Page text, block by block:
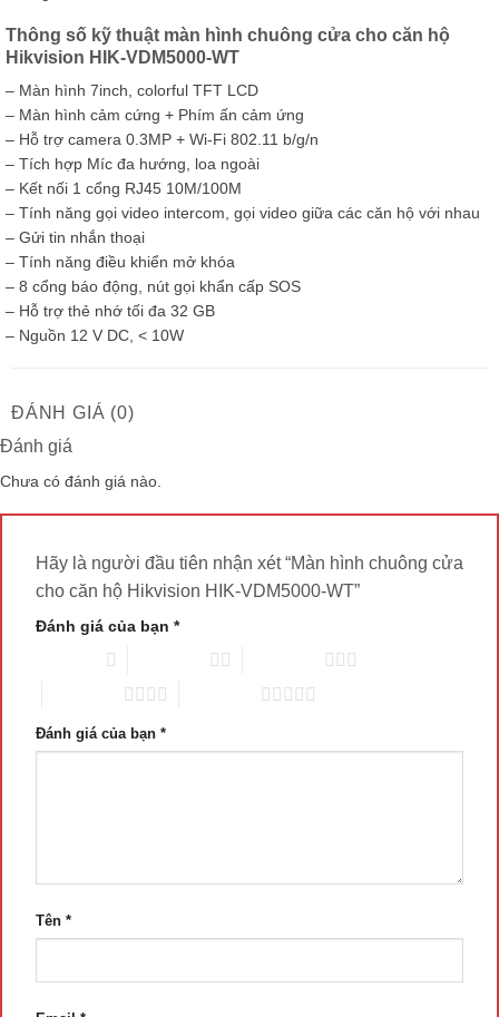
Thông số kỹ thuật màn hình chuông cửa cho căn hộ
Hikvision HIK-VDM5000-WT
– Màn hình 7inch, colorful TFT LCD
– Màn hình cảm cứng + Phím ấn cảm ứng
– Hỗ trợ camera 0.3MP + Wi-Fi 802.11 b/g/n
– Tích hợp Míc đa hướng, loa ngoài
– Kết nối 1 cổng RJ45 10M/100M
– Tính năng gọi video intercom, gọi video giữa các căn hộ với nhau
– Gửi tin nhắn thoại
– Tính năng điều khiển mở khóa
– 8 cổng báo động, nút gọi khẩn cấp SOS
– Hỗ trợ thẻ nhớ tối đa 32 GB
– Nguồn 12 V DC, < 10W
ĐÁNH GIÁ (0)
Đánh giá
Chưa có đánh giá nào.
Hãy là người đầu tiên nhận xét “Màn hình chuông cửa
cho căn hộ Hikvision HIK-VDM5000-WT”
Đánh giá của bạn *
Đánh giá của bạn *
Tên *